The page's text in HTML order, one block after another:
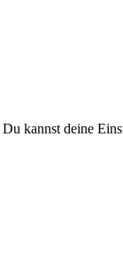
kannst deine